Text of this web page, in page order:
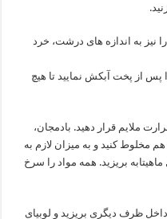
به اندازه های درشت، خرد
را پس از پخت آبکش نمایید تا هیچ
ملایم قرار دهید. بادمجان،
هم مخلوط کنید و به میزان لازم به
بریزید. همه مواد را سرخ
ظرف دیگری بریزید و لوبیای